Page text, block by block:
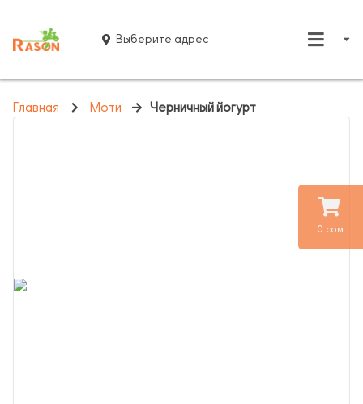
0 сом.
Выберите адрес
Главная Моти Черничный йогурт